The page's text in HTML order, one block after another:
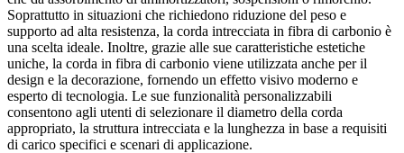
Soprattutto in situazioni che richiedono riduzione del peso e
supporto ad alta resistenza, la corda intrecciata in fibra di carbonio è
una scelta ideale. Inoltre, grazie alle sue caratteristiche estetiche
uniche, la corda in fibra di carbonio viene utilizzata anche per il
design e la decorazione, fornendo un effetto visivo moderno e
esperto di tecnologia. Le sue funzionalità personalizzabili
consentono agli utenti di selezionare il diametro della corda
appropriato, la struttura intrecciata e la lunghezza in base a requisiti
di carico specifici e scenari di applicazione.